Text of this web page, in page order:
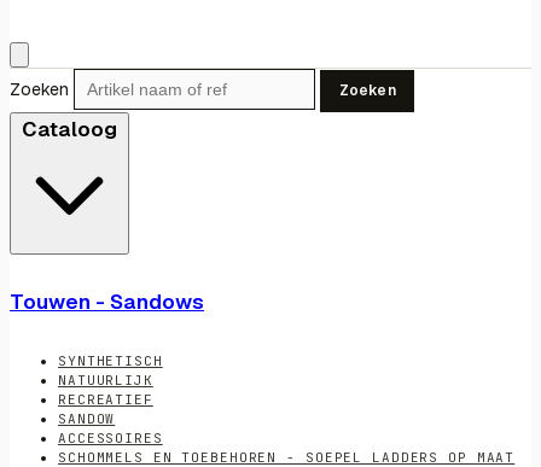
Zoeken Zoeken
Cataloog
Touwen - Sandows
SYNTHETISCH
NATUURLIJK
RECREATIEF
SANDOW
ACCESSOIRES
SCHOMMELS EN TOEBEHOREN - SOEPEL LADDERS OP MAAT